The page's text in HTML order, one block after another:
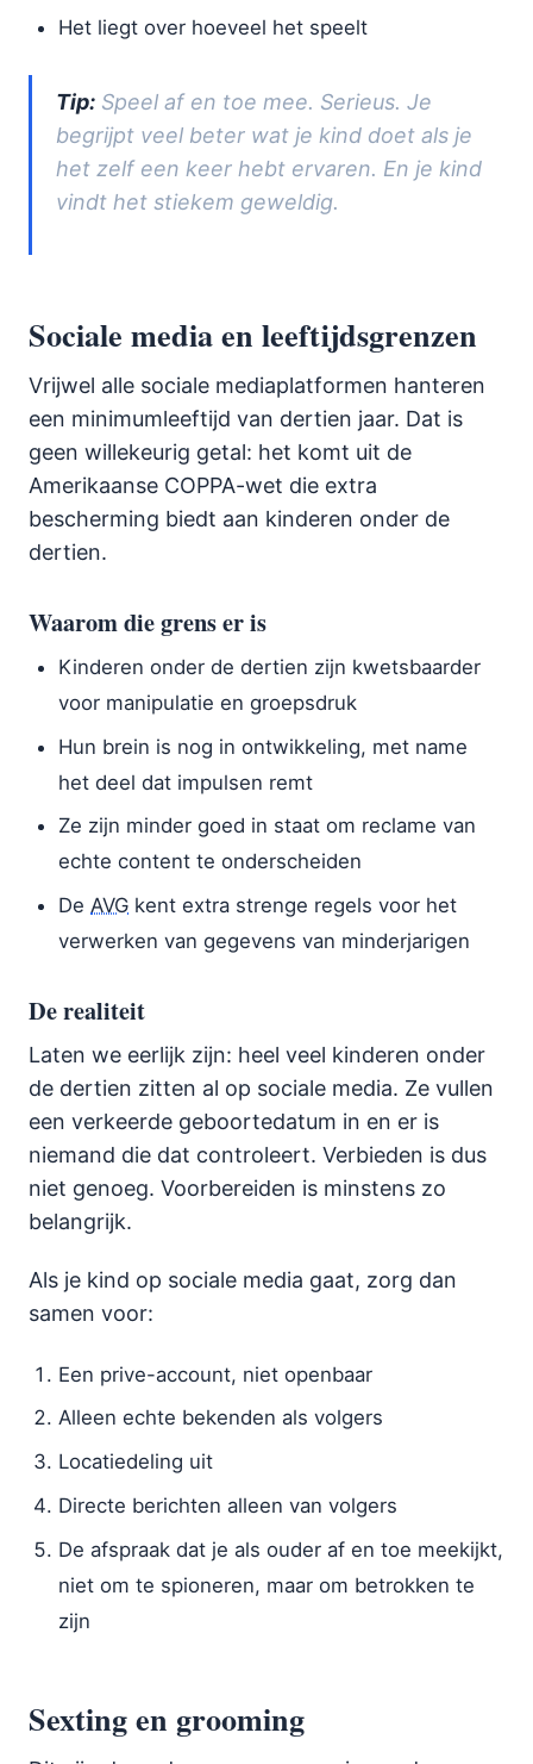
Het liegt over hoeveel het speelt
Tip: Speel af en toe mee. Serieus. Je
begrijpt veel beter wat je kind doet als je
het zelf een keer hebt ervaren. En je kind
vindt het stiekem geweldig.
Sociale media en leeftijdsgrenzen
Vrijwel alle sociale mediaplatformen hanteren
een minimumleeftijd van dertien jaar. Dat is
geen willekeurig getal: het komt uit de
Amerikaanse COPPA-wet die extra
bescherming biedt aan kinderen onder de
dertien.
Waarom die grens er is
Kinderen onder de dertien zijn kwetsbaarder
voor manipulatie en groepsdruk
Hun brein is nog in ontwikkeling, met name
het deel dat impulsen remt
Ze zijn minder goed in staat om reclame van
echte content te onderscheiden
De AVG kent extra strenge regels voor het
verwerken van gegevens van minderjarigen
De realiteit
Laten we eerlijk zijn: heel veel kinderen onder
de dertien zitten al op sociale media. Ze vullen
een verkeerde geboortedatum in en er is
niemand die dat controleert. Verbieden is dus
niet genoeg. Voorbereiden is minstens zo
belangrijk.
Als je kind op sociale media gaat, zorg dan
samen voor:
Een prive-account, niet openbaar
Alleen echte bekenden als volgers
Locatiedeling uit
Directe berichten alleen van volgers
De afspraak dat je als ouder af en toe meekijkt,
niet om te spioneren, maar om betrokken te
zijn
Sexting en grooming